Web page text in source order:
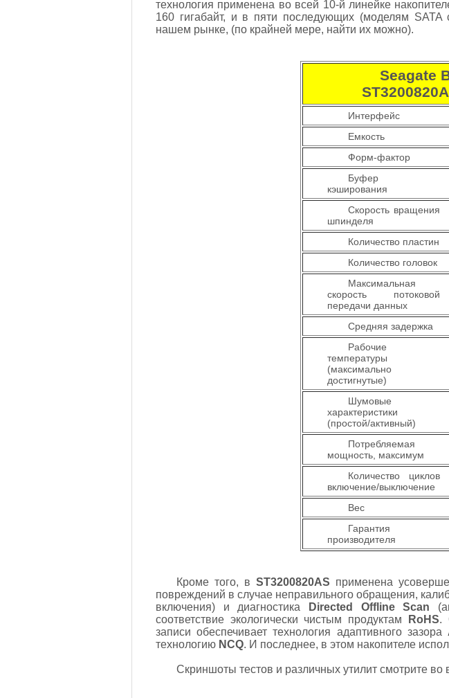
технология применена во всей 10-й линейке
160 гигабайт, и в пяти последующих (моделям SATA
нашем рынке, (по крайней мере, найти их можно).
Seagate
Интерфейс
Емкость
Форм-фактор
Буфер
кэширования
Скорость вращения
шпинделя
Количество пластин
Количество головок
Максимальная
скорость потоковой
передачи данных
Средняя задержка
Рабочие
температуры
(максимально
достигнутые)
Шумовые
характеристики
(простой/активный)
Потребляемая
мощность, максимум
Количество циклов
включение/выключение
Вес
Гарантия
производителя
Кроме того, вST3200820AS применена
повреждений в случае неправильного обращения,
включения) и диагностика
Directed Offline Scan
соответствие экологически чистым продуктам
RoHS.
записи обеспечивает технология адаптивного зазора
технологию NCQ. И последнее, в этом накопителе
Скриншоты тестов и различных утилит смотрите во